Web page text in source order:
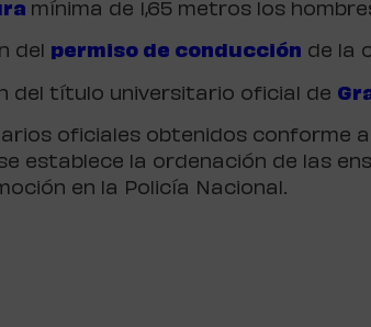
mínima de 1,65 metros los
del permiso de conducción de la
del título universitario oficial de
oficiales obtenidos conforme
establece la ordenación de las
en la Policía Nacional.